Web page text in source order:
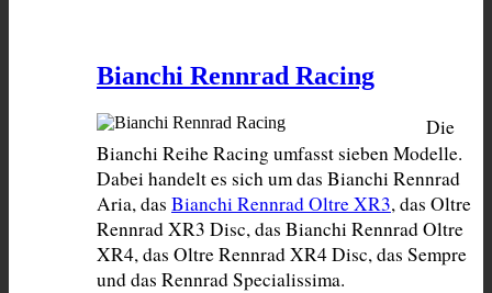
Bianchi Rennrad Racing
Die
Bianchi Reihe Racing umfasst sieben Modelle.
Dabei handelt es sich um das Bianchi Rennrad
Aria, das Bianchi Rennrad Oltre XR3, das Oltre
Rennrad XR3 Disc, das Bianchi Rennrad Oltre
XR4, das Oltre Rennrad XR4 Disc, das Sempre
und das Rennrad Specialissima.